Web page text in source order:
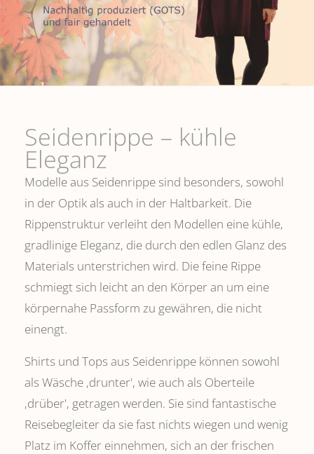
Seidenrippe­ – kühle
Eleganz
Modelle aus Seidenrippe sind besonders, sowohl
in der Optik als auch in der Haltbarkeit. Die
Rippenstruktur verleiht den Modellen eine kühle,
gradlinige Eleganz, die durch den edlen Glanz des
Materials unterstrichen wird. Die feine Rippe
schmiegt sich leicht an den Körper an um eine
körpernahe Passform zu gewähren, die nicht
einengt.
Shirts und Tops aus Seidenrippe können sowohl
als Wäsche ,drunter', wie auch als Oberteile
‚drüber', getragen werden. Sie sind fantastische
Reisebegleiter da sie fast nichts wiegen und wenig
Platz im Koffer einnehmen, sich an der frischen